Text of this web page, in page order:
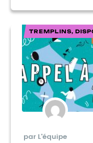
TREMPLINS,
par L'équipe